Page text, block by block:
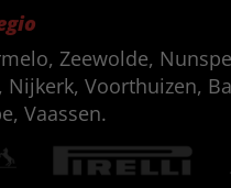
Zeewolde,
Nijkerk, Voorthuizen,
Vaassen.